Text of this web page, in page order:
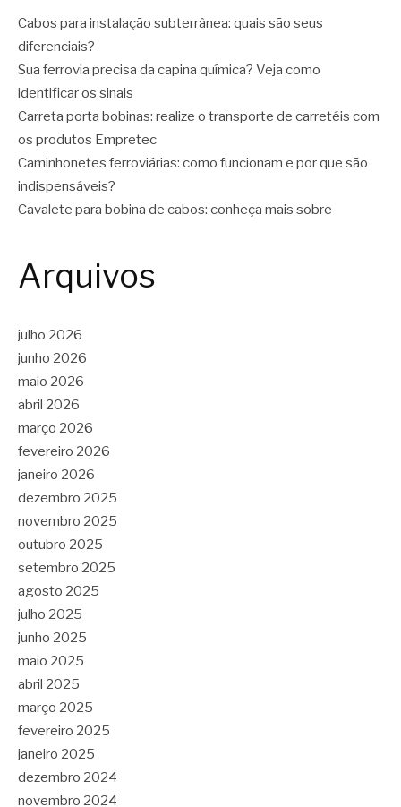
Cabos para instalação subterrânea: quais são seus
diferenciais?
Sua ferrovia precisa da capina química? Veja como
identificar os sinais
Carreta porta bobinas: realize o transporte de carretéis com
os produtos Empretec
Caminhonetes ferroviárias: como funcionam e por que são
indispensáveis?
Cavalete para bobina de cabos: conheça mais sobre
Arquivos
julho 2026
junho 2026
maio 2026
abril 2026
março 2026
fevereiro 2026
janeiro 2026
dezembro 2025
novembro 2025
outubro 2025
setembro 2025
agosto 2025
julho 2025
junho 2025
maio 2025
abril 2025
março 2025
fevereiro 2025
janeiro 2025
dezembro 2024
novembro 2024